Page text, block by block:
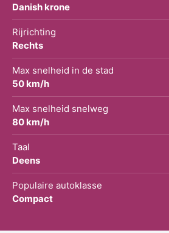
Danish krone
Rijrichting
Rechts
Max snelheid in de stad
50 km/h
Max snelheid snelweg
80 km/h
Taal
Deens
Populaire autoklasse
Compact